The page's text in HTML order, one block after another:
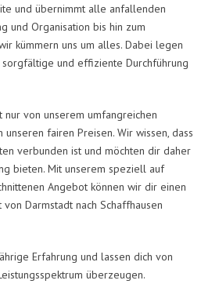
und übernimmt alle anfallenden
und Organisation bis hin zum
kümmern uns um alles. Dabei legen
und effiziente Durchführung
von unserem umfangreichen
unseren fairen Preisen. Wir wissen, dass
verbunden ist und möchten dir daher
bieten. Mit unserem speziell auf
Angebot können wir dir einen
Darmstadt nach Schaffhausen
Erfahrung und lassen dich von
überzeugen.